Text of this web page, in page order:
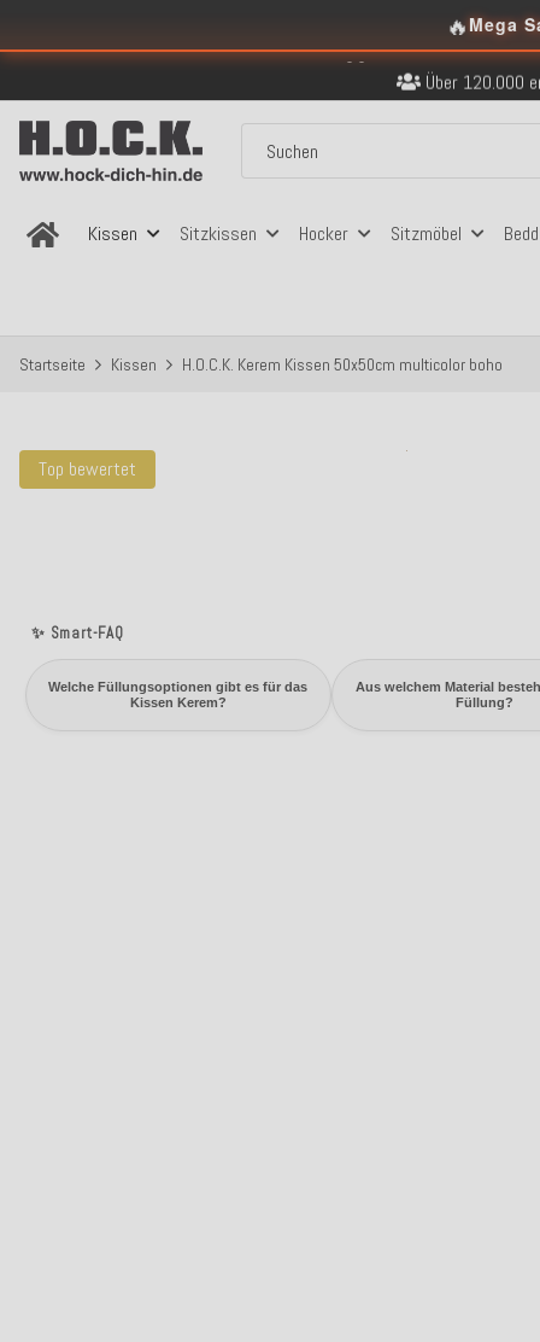
🔥Mega
Kostenloser Versand
Über 120.000
Sicher
Kissen Sitzkissen Hocker Sitzmöbel
Startseite Kissen H.O.C.K. Kerem Kissen 50x50cm multicolor boho
Top bewertet
✨ Smart-FAQ
Welche Füllungsoptionen gibt es für das
Kissen Kerem?
Aus welchem Material
Füllung?